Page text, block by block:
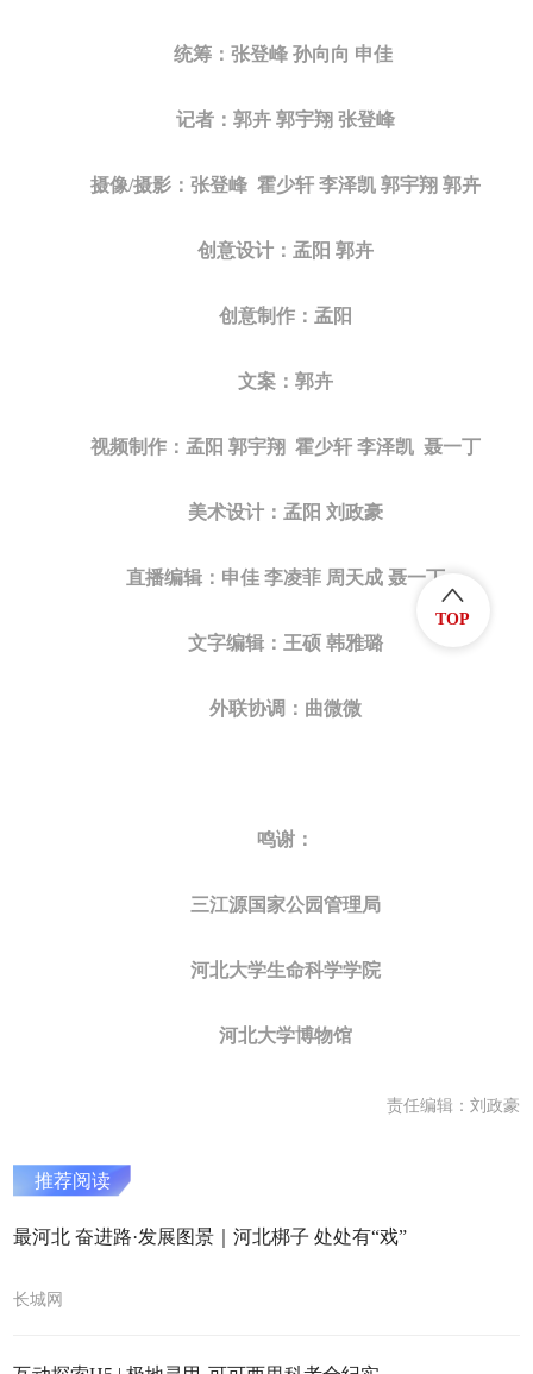
统筹：张登峰 孙向向 申佳
记者：郭卉 郭宇翔 张登峰
摄像/摄影：张登峰 霍少轩 李泽凯 郭宇翔 郭卉
创意设计：孟阳 郭卉
创意制作：孟阳
文案：郭卉
视频制作：孟阳 郭宇翔 霍少轩 李泽凯 聂一丁
美术设计：孟阳 刘政豪
直播编辑：申佳 李凌菲 周天成 聂一丁
文字编辑：王硕 韩雅璐
外联协调：曲微微
鸣谢：
三江源国家公园管理局
河北大学生命科学学院
河北大学博物馆
责任编辑：刘政豪
推荐阅读
最河北 奋进路·发展图景｜河北梆子 处处有“戏”
长城网
TOP